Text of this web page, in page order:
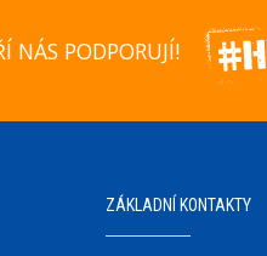
NÁS PODPORUJÍ!
ZÁKLADNÍ KONTAKTY